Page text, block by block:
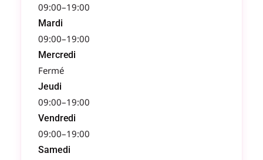
09:00–19:00
Mardi
09:00–19:00
Mercredi
Fermé
Jeudi
09:00–19:00
Vendredi
09:00–19:00
Samedi